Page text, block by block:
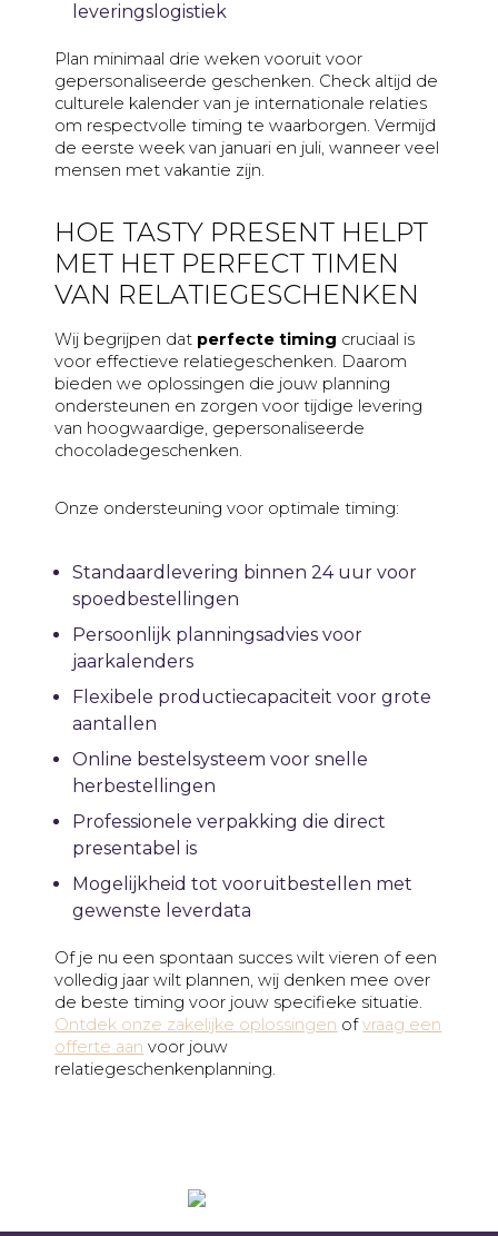
leveringslogistiek
Plan minimaal drie weken vooruit voor
gepersonaliseerde geschenken. Check altijd de
culturele kalender van je internationale relaties
om respectvolle timing te waarborgen. Vermijd
de eerste week van januari en juli, wanneer veel
mensen met vakantie zijn.
HOE TASTY PRESENT HELPT
MET HET PERFECT TIMEN
VAN RELATIEGESCHENKEN
Wij begrijpen dat perfecte timing cruciaal is
voor effectieve relatiegeschenken. Daarom
bieden we oplossingen die jouw planning
ondersteunen en zorgen voor tijdige levering
van hoogwaardige, gepersonaliseerde
chocoladegeschenken.
Onze ondersteuning voor optimale timing:
Standaardlevering binnen 24 uur voor
spoedbestellingen
Persoonlijk planningsadvies voor
jaarkalenders
Flexibele productiecapaciteit voor grote
aantallen
Online bestelsysteem voor snelle
herbestellingen
Professionele verpakking die direct
presentabel is
Mogelijkheid tot vooruitbestellen met
gewenste leverdata
Of je nu een spontaan succes wilt vieren of een
volledig jaar wilt plannen, wij denken mee over
de beste timing voor jouw specifieke situatie.
Ontdek onze zakelijke oplossingen ofvraag een
offerte aan voor jouw
relatiegeschenkenplanning.